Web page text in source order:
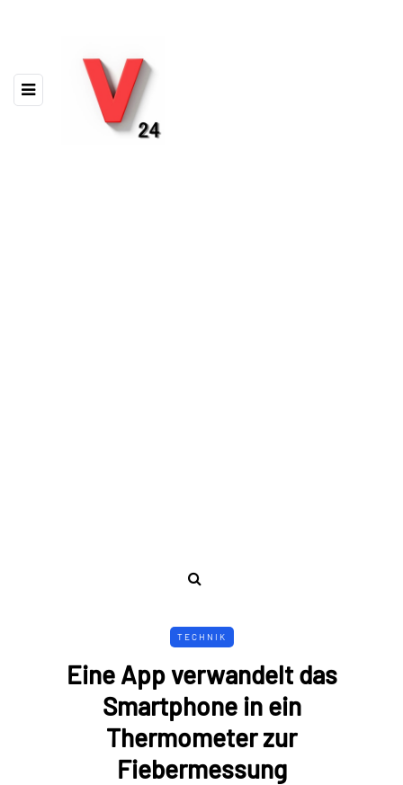
TECHNIK
Eine App verwandelt das
Smartphone in ein
Thermometer zur
Fiebermessung